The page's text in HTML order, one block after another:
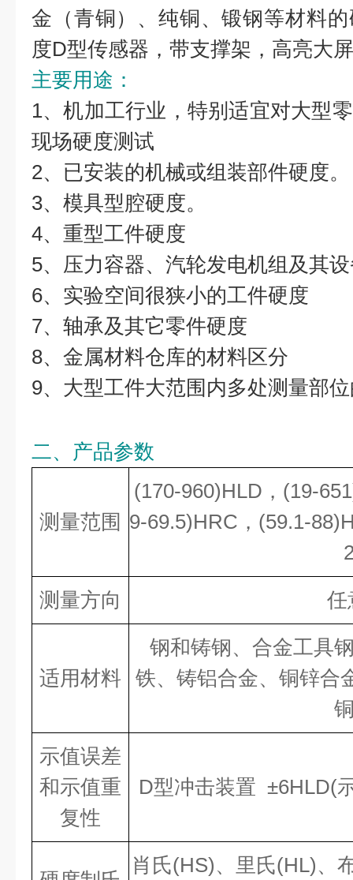
金（青铜）、纯铜、锻钢等材料
度D型传感器，带支撑架，高亮大
主要用途：
1、机加工行业，特别适宜对大型
现场硬度测试
2、已安装的机械或组装部件硬度。
3、模具型腔硬度。
4、重型工件硬度
5、压力容器、汽轮发电机组及其
6、实验空间很狭小的工件硬度
7、轴承及其它零件硬度
8、金属材料仓库的材料区分
9、大型工件大范围内多处测量部
二、产品参数
测量范围
(170-960)HLD，(19-
9-69.5)HRC，(59.1-
测量方向
任
适用材料
钢和铸钢、合金工具
铁、铸铝合金、铜锌合
示值误差
和示值重
复性
D型冲击装置 ±6HLD(
肖氏(HS)、里氏(HL)、